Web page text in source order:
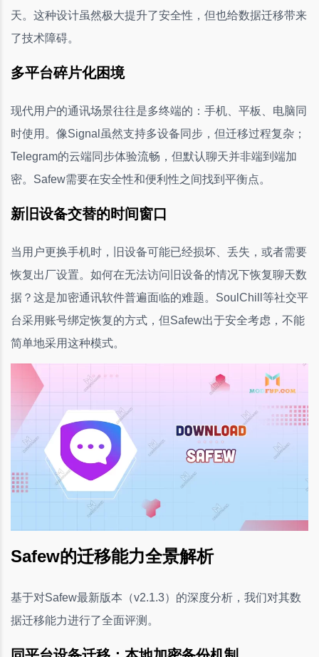
天。这种设计虽然极大提升了安全性，但也给数据迁移带来
了技术障碍。
多平台碎片化困境
现代用户的通讯场景往往是多终端的：手机、平板、电脑同
时使用。像Signal虽然支持多设备同步，但迁移过程复杂；
Telegram的云端同步体验流畅，但默认聊天并非端到端加
密。Safew需要在安全性和便利性之间找到平衡点。
新旧设备交替的时间窗口
当用户更换手机时，旧设备可能已经损坏、丢失，或者需要
恢复出厂设置。如何在无法访问旧设备的情况下恢复聊天数
据？这是加密通讯软件普遍面临的难题。SoulChill等社交平
台采用账号绑定恢复的方式，但Safew出于安全考虑，不能
简单地采用这种模式。
Safew的迁移能力全景解析
基于对Safew最新版本（v2.1.3）的深度分析，我们对其数
据迁移能力进行了全面评测。